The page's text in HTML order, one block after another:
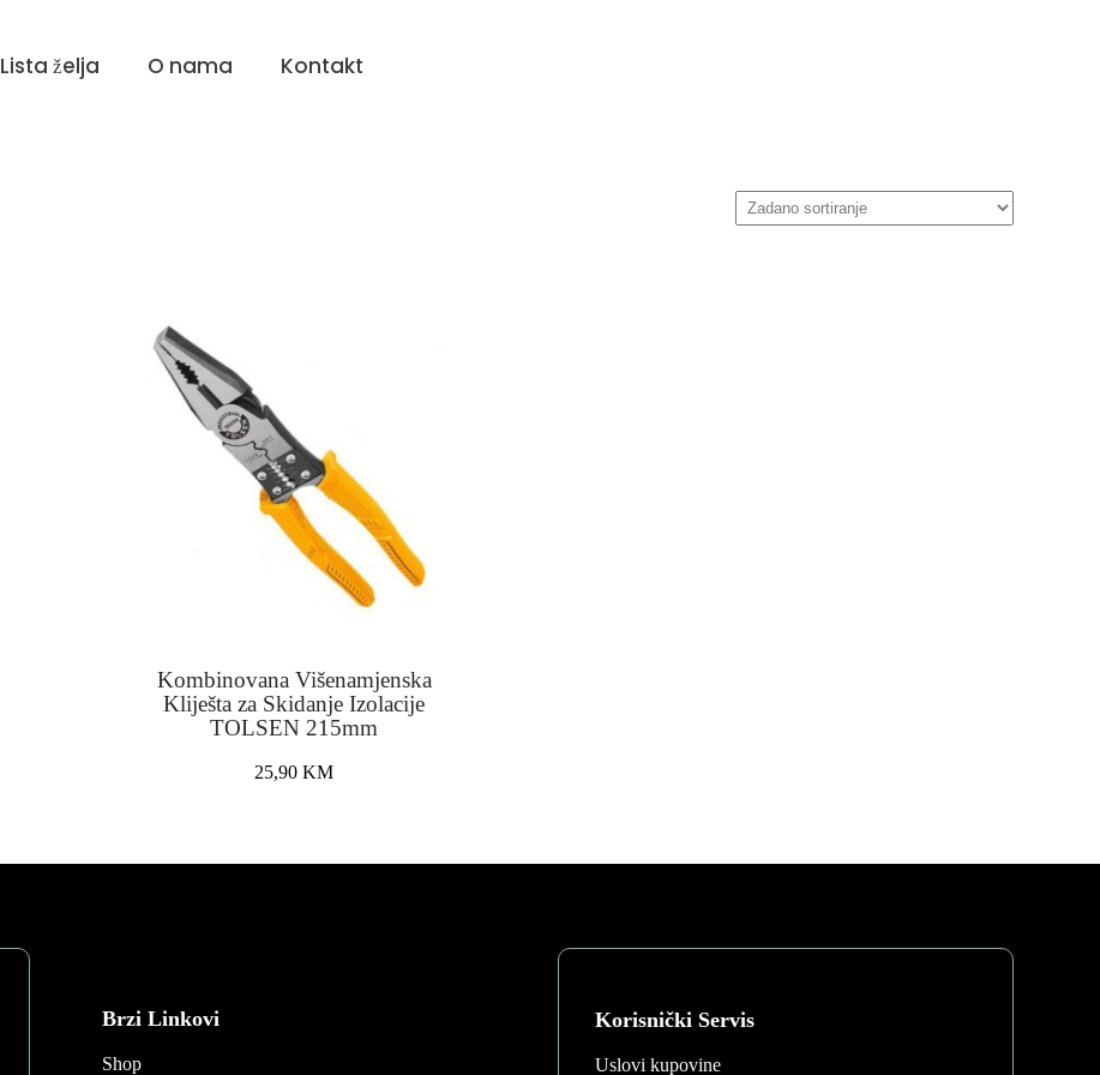
Lista želja O nama Kontakt
Kombinovana Višenamjenska
Kliješta za Skidanje Izolacije
TOLSEN 215mm
25,90 KM
Brzi Linkovi
Shop
Korisnički Servis
Uslovi kupovine